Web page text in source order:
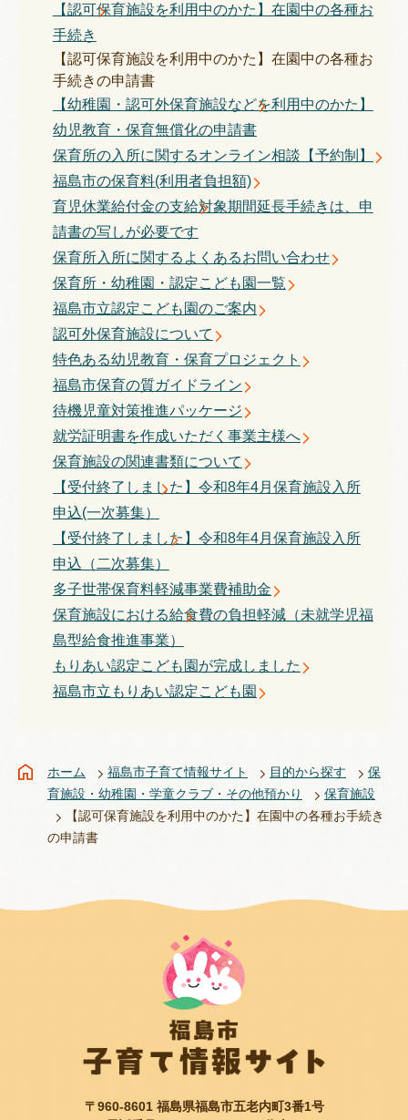
【認可保育施設を利用中のかた】在園中の各種お
手続き
【認可保育施設を利用中のかた】在園中の各種お
手続きの申請書
【幼稚園・認可外保育施設などを利用中のかた】
幼児教育・保育無償化の申請書
保育所の入所に関するオンライン相談【予約制】
福島市の保育料(利用者負担額)
育児休業給付金の支給対象期間延長手続きは、申
請書の写しが必要です
保育所入所に関するよくあるお問い合わせ
保育所・幼稚園・認定こども園一覧
福島市立認定こども園のご案内
認可外保育施設について
特色ある幼児教育・保育プロジェクト
福島市保育の質ガイドライン
待機児童対策推進パッケージ
就労証明書を作成いただく事業主様へ
保育施設の関連書類について
【受付終了しました】令和8年4月保育施設入所
申込(一次募集）​​​
【受付終了しました】令和8年4月保育施設入所
申込（二次募集）
多子世帯保育料軽減事業費補助金
保育施設における給食費の負担軽減（未就学児福
島型給食推進事業）
もりあい認定こども園が完成しました
福島市立もりあい認定こども園
ホーム 福島市子育て情報サイト 目的から探す
保
育施設・幼稚園・学童クラブ・その他預かり
保育施設
【認可保育施設を利用中のかた】在園中の各種お手続き
の申請書
〒960-8601 福島県福島市五老内町3番1号